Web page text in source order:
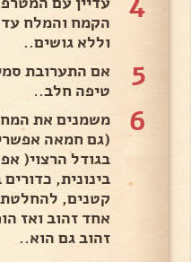
הקמח והמלח
וללא גושים..
5
אם התערובת
טיפה חלב..
6
משמנים את
(גם חמאה
בגודל הרצוי(
בינונית,
קטנים,
אחד זהוב ואז
זהוב גם הוא..